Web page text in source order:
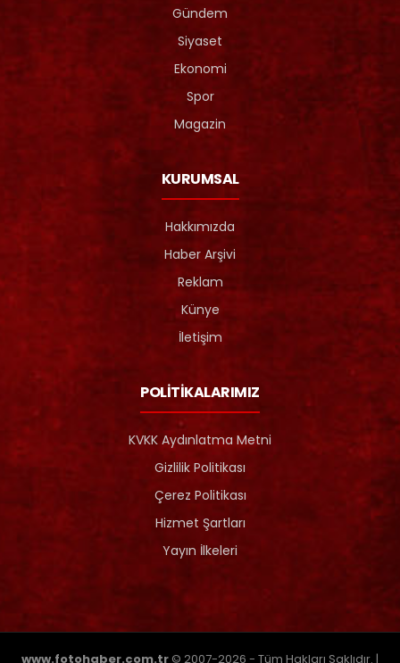
Gündem
Siyaset
Ekonomi
Spor
Magazin
KURUMSAL
Hakkımızda
Haber Arşivi
Reklam
Künye
İletişim
POLİTİKALARIMIZ
KVKK Aydınlatma Metni
Gizlilik Politikası
Çerez Politikası
Hizmet Şartları
Yayın İlkeleri
www.fotohaber.com.tr © 2007-2026 - Tüm Hakları Saklıdır. |